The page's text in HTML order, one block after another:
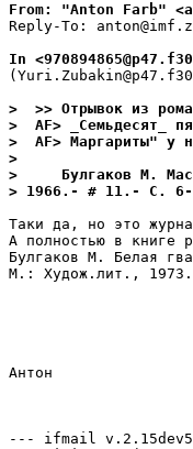
From: "Anton Farb"
Reply-To:
In
>  >> Отрывок из
>  AF> _Семьдесят_
>  AF> Маргариты" у
>
>     Булгаков М.
> 1966.- # 11.- С.
Таки да, но это
А полностью в книге
Булгаков М. Белая
М.: Худож.лит., 1973.
Антон
--- ifmail v.2.15dev5